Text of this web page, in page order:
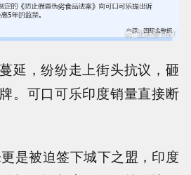
延，纷纷走上街头抗议，砸
。可口可乐印度销量直接断
是被迫签下城下之盟，印度